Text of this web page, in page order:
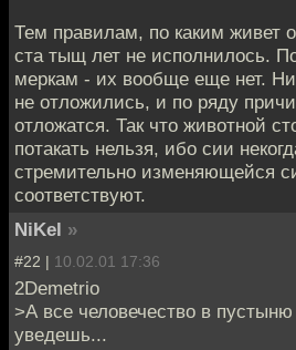
Тем правилам, по каким живет
ста тыщ лет не исполнилось.
меркам - их вообще еще нет. Ни
не отложились, и по ряду
отложатся. Так что животной
потакать нельзя, ибо сии
стремительно изменяющейся
соответствуют.
NiKel »
#22 | 10.02.01 17:36
2Demetrio
>А все человечество в
уведешь...